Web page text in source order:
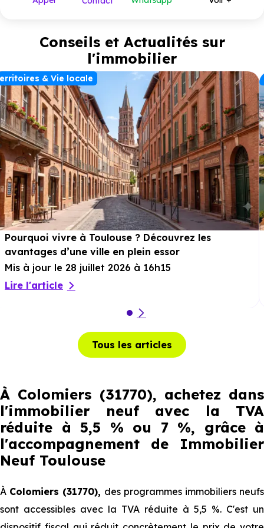
quotidien, la résidence dispose d’un
parking
à partir de 335 318 €
Conseils et Actualités sur
l'immobilier
& Vie locale
Pourquoi vivre à Toulouse ? Découvrez les
avantages d’une ville en plein essor
Mis à jour le 28 juillet 2026 à 16h15
Lire l'article
Tous les articles
À Colomiers (31770), achetez dans
l'immobilier neuf avec la TVA
réduite à 5,5 % ou 7 %, grâce à
l'accompagnement de Immobilier
Neuf Toulouse
À Colomiers (31770), des programmes immobiliers neufs
sont accessibles avec la TVA réduite à 5,5 %. C'est un